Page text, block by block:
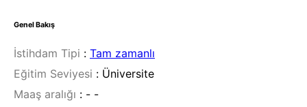
Genel Bakış
İstihdam Tipi : Tam zamanlı
Eğitim Seviyesi : Üniversite
Maaş aralığı : - -